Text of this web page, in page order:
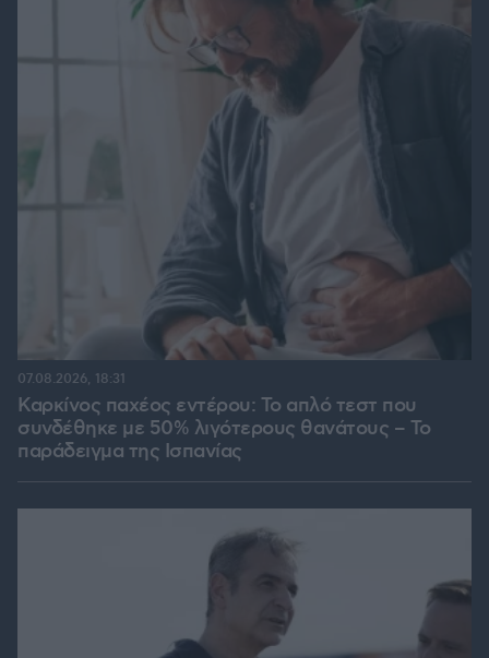
Καρκίνος παχέος εντέρου: Το απλό τεστ που
συνδέθηκε με 50% λιγότερους θανάτους – Το
παράδειγμα της Ισπανίας
07.08.2026, 18:31